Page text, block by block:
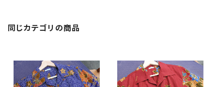
同じカテゴリの商品